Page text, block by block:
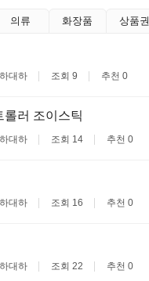
의류 화장품 상품권
대하 조회 9 추천 0
러 조이스틱
대하 조회 14 추천 0
대하 조회 16 추천 0
대하 조회 22 추천 0